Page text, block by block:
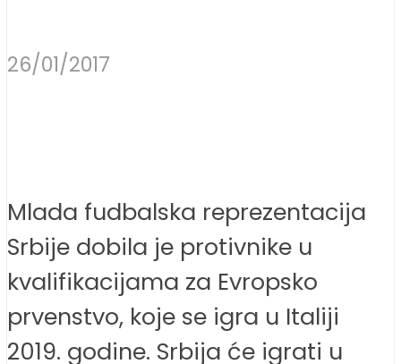
26/01/2017
Mlada fudbalska reprezentacija
Srbije dobila je protivnike u
kvalifikacijama za Evropsko
prvenstvo, koje se igra u Italiji
2019. godine. Srbija će igrati u